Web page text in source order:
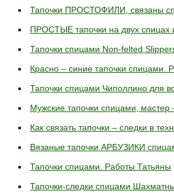
Тапочки ПРОСТОФИЛИ, связаны
ПРОСТЫЕ тапочки на двух спицах
Тапочки спицами Non-felted
Красно – синие тапочки спицами.
Тапочки спицами Чиполлино для
Мужские тапочки спицами, мастер
Как связать тапочки – следки в
Вязаные тапочки АРБУЗИКИ
Тапочки спицами. Работы Татьяны
Тапочки-следки спицами